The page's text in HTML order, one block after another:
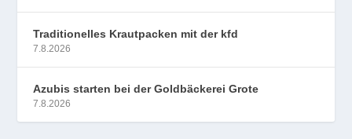
Traditionelles Krautpacken mit der kfd
7.8.2026
Azubis starten bei der Goldbäckerei Grote
7.8.2026